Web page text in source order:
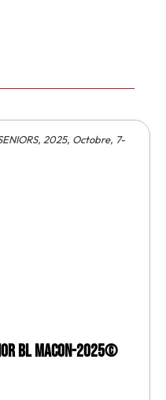
, 2025, Octobre, 7-
BL Macon-2025©